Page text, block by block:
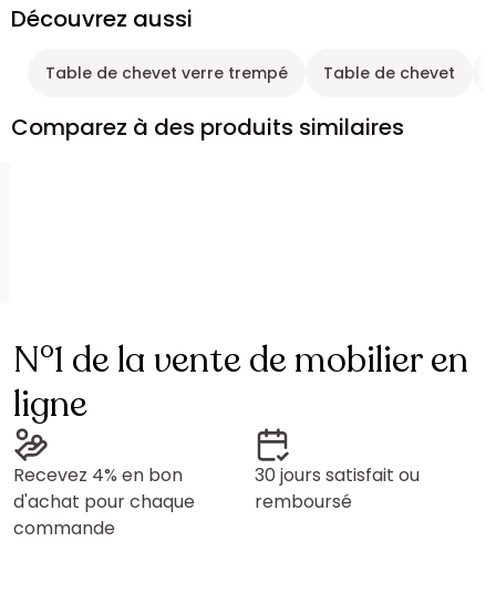
Découvrez aussi
Table de chevet verre trempé Table de chevet
Comparez à des produits similaires
N°1 de la vente de mobilier en
ligne
Recevez 4% en bon
d'achat pour chaque
commande
30 jours satisfait ou
remboursé